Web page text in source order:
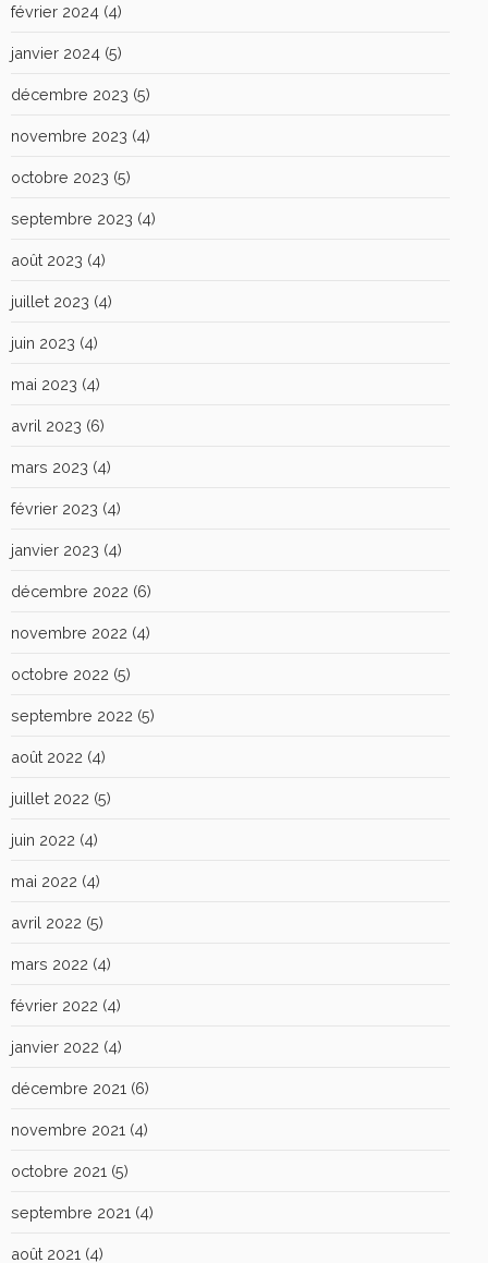
février 2024 (4)
janvier 2024 (5)
décembre 2023 (5)
novembre 2023 (4)
octobre 2023 (5)
septembre 2023 (4)
août 2023 (4)
juillet 2023 (4)
juin 2023 (4)
mai 2023 (4)
avril 2023 (6)
mars 2023 (4)
février 2023 (4)
janvier 2023 (4)
décembre 2022 (6)
novembre 2022 (4)
octobre 2022 (5)
septembre 2022 (5)
août 2022 (4)
juillet 2022 (5)
juin 2022 (4)
mai 2022 (4)
avril 2022 (5)
mars 2022 (4)
février 2022 (4)
janvier 2022 (4)
décembre 2021 (6)
novembre 2021 (4)
octobre 2021 (5)
septembre 2021 (4)
août 2021 (4)